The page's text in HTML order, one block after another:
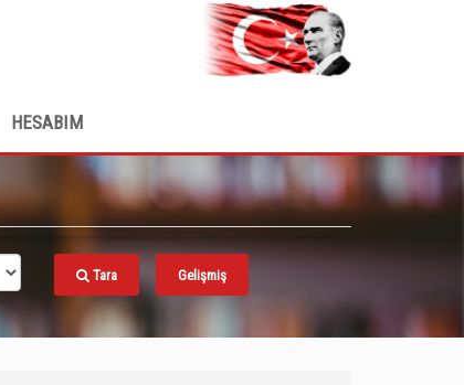
HESABIM
Tara Gelişmiş